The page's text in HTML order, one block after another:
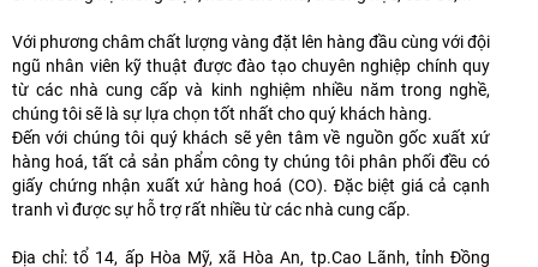
Với phương châm chất lượng vàng đặt lên hàng đầu cùng với đội
ngũ nhân viên kỹ thuật được đào tạo chuyên nghiệp chính quy
từ các nhà cung cấp và kinh nghiệm nhiều năm trong nghề,
chúng tôi sẽ là sự lựa chọn tốt nhất cho quý khách hàng.
Đến với chúng tôi quý khách sẽ yên tâm về nguồn gốc xuất xứ
hàng hoá, tất cả sản phẩm công ty chúng tôi phân phối đều có
giấy chứng nhận xuất xứ hàng hoá (CO). Đặc biệt giá cả cạnh
tranh vì được sự hỗ trợ rất nhiều từ các nhà cung cấp.
Địa chỉ: tổ 14, ấp Hòa Mỹ, xã Hòa An, tp.Cao Lãnh, tỉnh Đồng